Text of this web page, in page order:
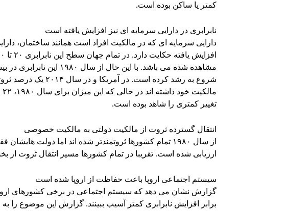
کمتر یا ساکن بوده است.
نابرابری در دارایی سرمایه ای نیز افزایش یافته است
دارایی سرمایه ای که در مالکیت افراد است همانند ساختمان،
مشاهده شده می باشد. با این
تغییر کمتری را شاهد بوده است.
انتقال گسترده ثروت از مالکیت دولتی به مالکیت خصوصی
از سال ۱۹۸۰ تمام کشورها ثروتمندتر شده اند اما دولت
ارزیابی شده است. تقریبا در تمام کشورها مسیر انتقال ثروت
سیستم اجتماعی اروپا باعث حفاظت از اروپا شده است
گزارش نشان می دهد که سیستم اجتماعی در برخی کشورهای
برابر افزایش نابرابری کمتر آسیب ببینند. گزارش این موضوع